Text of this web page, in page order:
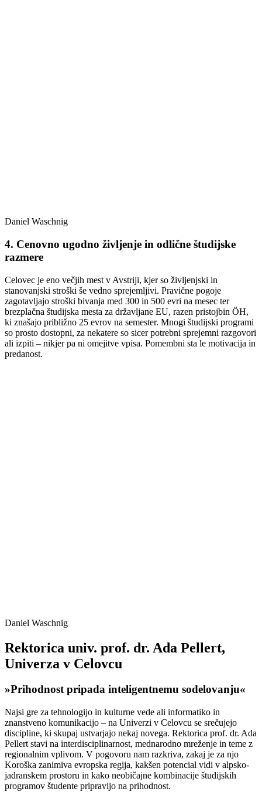
Daniel Waschnig
4. Cenovno ugodno življenje in odlične študijske
razmere
Celovec je eno večjih mest v Avstriji, kjer so življenjski in
stanovanjski stroški še vedno sprejemljivi. Pravične pogoje
zagotavljajo stroški bivanja med 300 in 500 evri na mesec ter
brezplačna študijska mesta za državljane EU, razen pristojbin ÖH,
ki znašajo približno 25 evrov na semester. Mnogi študijski programi
so prosto dostopni, za nekatere so sicer potrebni sprejemni razgovori
ali izpiti – nikjer pa ni omejitve vpisa. Pomembni sta le motivacija in
predanost.
Daniel Waschnig
Rektorica univ. prof. dr. Ada Pellert,
Univerza v Celovcu
»Prihodnost pripada inteligentnemu sodelovanju«
Najsi gre za tehnologijo in kulturne vede ali informatiko in
znanstveno komunikacijo – na Univerzi v Celovcu se srečujejo
discipline, ki skupaj ustvarjajo nekaj novega. Rektorica prof. dr. Ada
Pellert stavi na interdisciplinarnost, mednarodno mreženje in teme z
regionalnim vplivom. V pogovoru nam razkriva, zakaj je za njo
Koroška zanimiva evropska regija, kakšen potencial vidi v alpsko-
jadranskem prostoru in kako neobičajne kombinacije študijskih
programov študente pripravijo na prihodnost.